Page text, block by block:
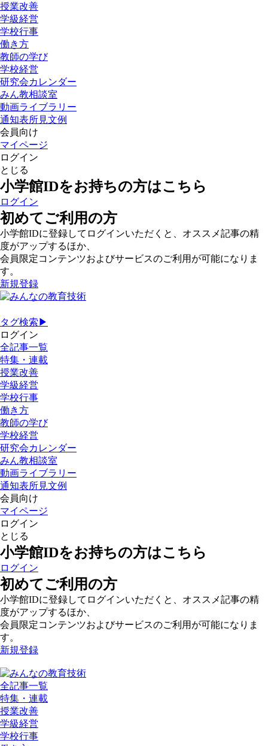
授業改善
学級経営
学校行事
働き方
教師の学び
学校経営
研究会カレンダー
みん教相談室
動画ライブラリー
通知表所見文例
会員向け
マイページ
ログイン
とじる
小学館IDをお持ちの方はこちら
ログイン
初めてご利用の方
小学館IDに登録してログインいただくと、オススメ記事の精
度がアップするほか、
会員限定コンテンツおよびサービスのご利用が可能になりま
す。
新規登録
タグ検索▶
ログイン
全記事一覧
特集・連載
授業改善
学級経営
学校行事
働き方
教師の学び
学校経営
研究会カレンダー
みん教相談室
動画ライブラリー
通知表所見文例
会員向け
マイページ
ログイン
とじる
小学館IDをお持ちの方はこちら
ログイン
初めてご利用の方
小学館IDに登録してログインいただくと、オススメ記事の精
度がアップするほか、
会員限定コンテンツおよびサービスのご利用が可能になりま
す。
新規登録
全記事一覧
特集・連載
授業改善
学級経営
学校行事